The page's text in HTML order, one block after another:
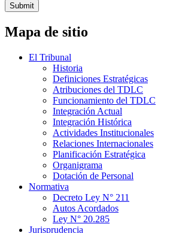
Submit
Mapa de sitio
El Tribunal
Historia
Definiciones Estratégicas
Atribuciones del TDLC
Funcionamiento del TDLC
Integración Actual
Integración Histórica
Actividades Institucionales
Relaciones Internacionales
Planificación Estratégica
Organigrama
Dotación de Personal
Normativa
Decreto Ley N° 211
Autos Acordados
Ley N° 20.285
Jurisprudencia